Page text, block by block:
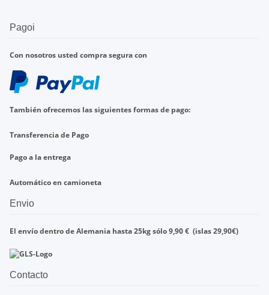
Pagoi
Con nosotros usted comprasegura con
También ofrecemos lassiguientes formas de pago:
Transferencia de Pago
Pago a la entrega
Automático en camioneta
Envio
El envío dentro deAlemania hasta25kgsólo9,90€ (islas29,90€)
Contacto